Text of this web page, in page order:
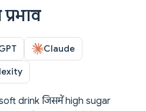
Claude
drink जिसमें high sugar